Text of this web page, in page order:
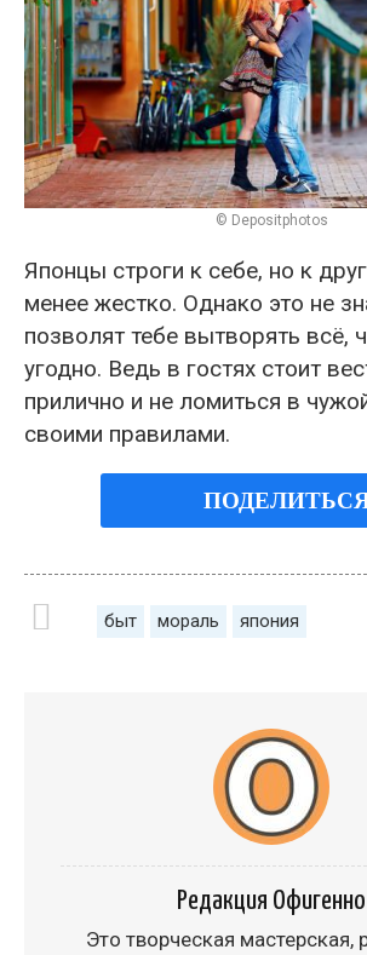
© Depositphotos
Японцы строги к себе, но к
менее жестко. Однако это не
позволят тебе вытворять всё,
угодно. Ведь в гостях стоит
прилично и не ломиться в
своими правилами.
быт мораль япония
Редакция Офигенно
Это творческая мастерская,